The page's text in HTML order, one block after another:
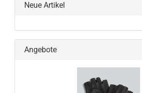
Neue Artikel
Angebote